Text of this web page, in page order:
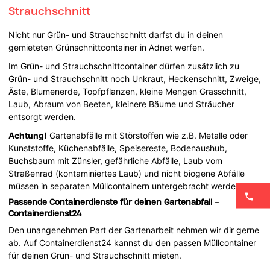
Strauchschnitt
Nicht nur Grün- und Strauchschnitt darfst du in deinen
gemieteten Grünschnittcontainer in Adnet werfen.
Im Grün- und Strauchschnittcontainer dürfen zusätzlich zu
Grün- und Strauchschnitt noch Unkraut, Heckenschnitt, Zweige,
Äste, Blumenerde, Topfpflanzen, kleine Mengen Grasschnitt,
Laub, Abraum von Beeten, kleinere Bäume und Sträucher
entsorgt werden.
Achtung! Gartenabfälle mit Störstoffen wie z.B. Metalle oder
Kunststoffe, Küchenabfälle, Speisereste, Bodenaushub,
Buchsbaum mit Zünsler, gefährliche Abfälle, Laub vom
Straßenrad (kontaminiertes Laub) und nicht biogene Abfälle
müssen in separaten Müllcontainern untergebracht werden.
Passende Containerdienste für deinen Gartenabfall -
Containerdienst24
Den unangenehmen Part der Gartenarbeit nehmen wir dir gerne
ab. Auf Containerdienst24 kannst du den passen Müllcontainer
für deinen Grün- und Strauchschnitt mieten.